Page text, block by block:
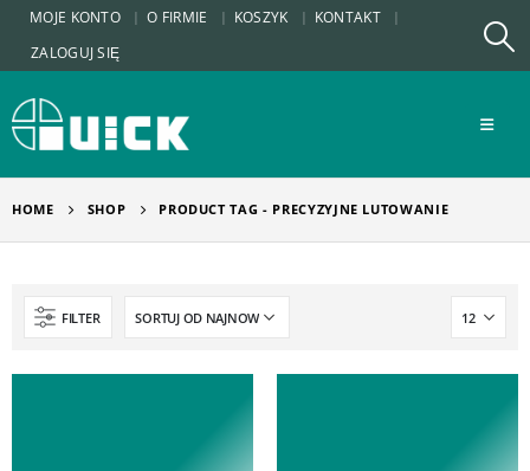
MOJE KONTO O FIRMIE KOSZYK
KONTAKT
ZALOGUJ SIĘ
HOME SHOP PRODUCT TAG - PRECYZYJNE LUTOWANIE
FILTER